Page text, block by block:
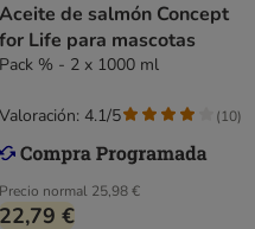
Aceite de salmón Concept
for Life para mascotas
Pack % - 2 x 1000 ml
Precio normal 25,98 €
22,79 €
Valoración: 4.1/5 (10)